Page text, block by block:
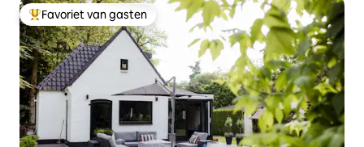
Topfavoriet van gasten
Favoriet van gasten